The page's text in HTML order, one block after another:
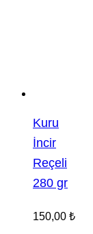
Kuru
İncir
Reçeli
280 gr
150,00 ₺